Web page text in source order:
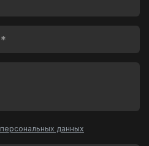
персональных данных